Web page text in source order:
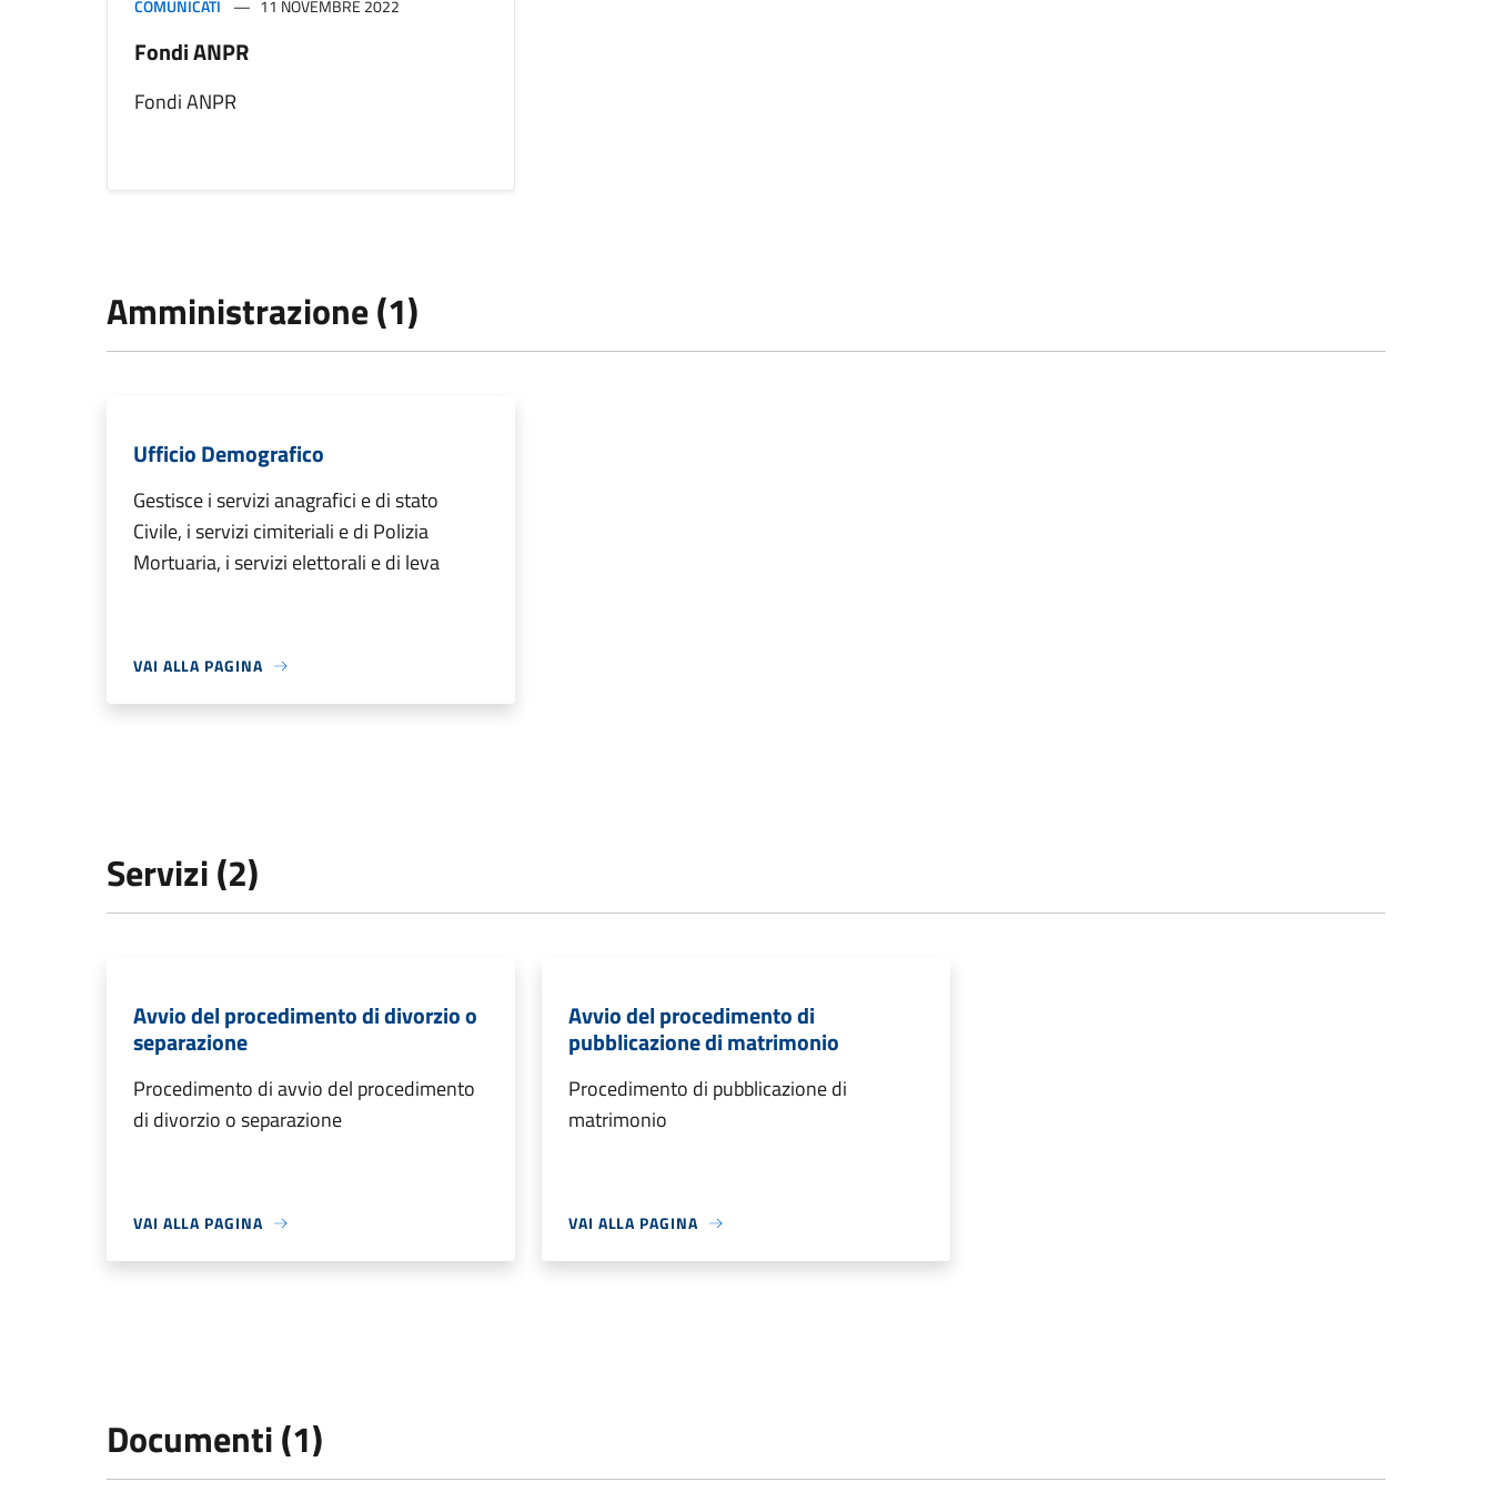
COMUNICATI 11 NOVEMBRE 2022
Fondi ANPR
Fondi ANPR
Amministrazione (1)
Ufficio Demografico
Gestisce i servizi anagrafici e di stato
Civile, i servizi cimiteriali e di Polizia
Mortuaria, i servizi elettorali e di leva
VAI ALLA PAGINA
Servizi (2)
Avvio del procedimento di divorzio o
separazione
Procedimento di avvio del procedimento
di divorzio o separazione
VAI ALLA PAGINA
Avvio del procedimento di
pubblicazione di matrimonio
Procedimento di pubblicazione di
matrimonio
VAI ALLA PAGINA
Documenti (1)